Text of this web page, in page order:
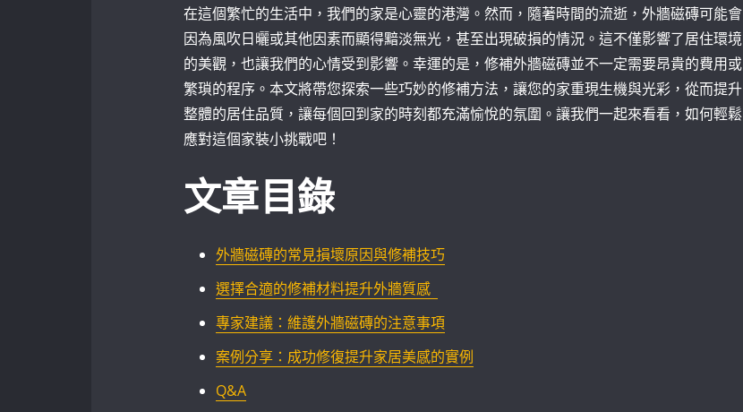
在這個繁忙的生活中，我們的家是心靈的港灣。然而，隨著時間的流逝，外牆磁磚可能會
因為風吹日曬或其他因素而顯得黯淡無光，甚至出現破損的情況。這不僅影響了居住環境
的美觀，也讓我們的心情受到影響。幸運的是，修補外牆磁磚並不一定需要昂貴的費用或
繁瑣的程序。本文將帶您探索一些巧妙的修補方法，讓您的家重現生機與光彩，從而提升
整體的居住品質，讓每個回到家的時刻都充滿愉悅的氛圍。讓我們一起來看看，如何輕鬆
應對這個家裝小挑戰吧！
文章目錄
外牆磁磚的常見損壞原因與修補技巧
選擇合適的修補材料提升外牆質感 ⁣ ⁣
專家建議：維護外牆磁磚的注意事項
案例分享：成功修復提升家居美感的實例
Q&A